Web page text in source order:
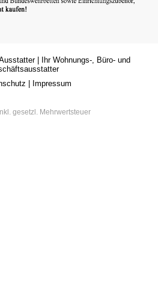
| Ihr Wohnungs-, Büro- und
| Impressum
gesetzl. Mehrwertsteuer